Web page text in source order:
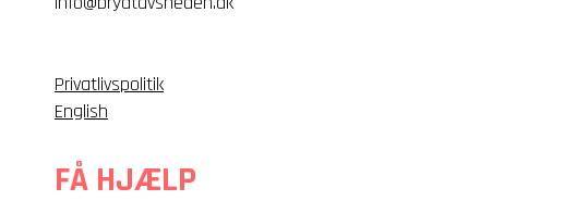
Privatlivspolitik
English
FÅ HJÆLP